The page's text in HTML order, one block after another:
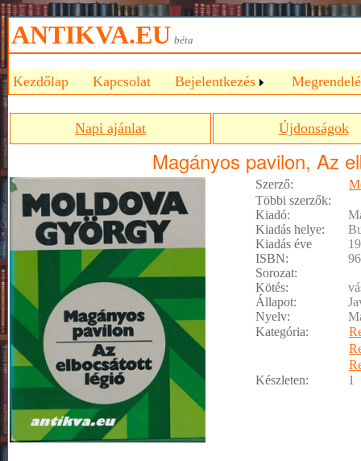
ANTIKVA.EU béta
Kezdőlap Kapcsolat Bejelentkezés
Napi ajánlat Újdonságok
Magányos pavilon, Az
Szerző:
Többi szerzők:
Kiadó:
Kiadás helye:
Kiadás éve
ISBN:
Sorozat:
Kötés:
Állapot:
Nyelv:
Kategória:
Készleten:
1